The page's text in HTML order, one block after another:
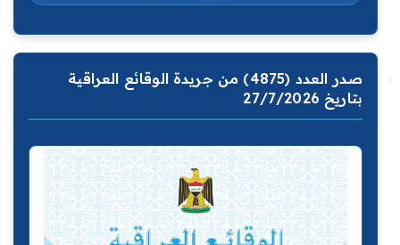
صدر العدد (4875) من جريدة الوقائع العراقية
بتاريخ 27/7/2026